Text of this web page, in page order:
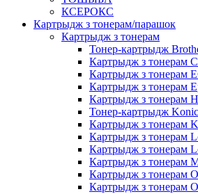
КСЕРОКС
Картрыдж з тонерам/парашок
Картрыдж з тонерам
Тонер-картрыдж
Картрыдж з тонерам
Картрыдж з тонерам
Картрыдж з тонерам
Картрыдж з тонерам
Тонер-картрыдж
Картрыдж з тонерам
Картрыдж з тонерам
Картрыдж з тонерам
Картрыдж з тонерам
Картрыдж з тонерам
Картрыдж з тонерам